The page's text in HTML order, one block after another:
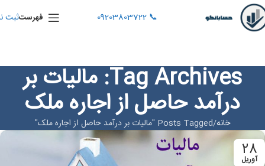
📞 09203803722 فهرستثبت
Tag Archives: مالیات بر
درآمد حاصل از اجاره ملک
خانه Posts Tagged "مالیات بر درآمد حاصل از اجاره ملک"
28
آوریل